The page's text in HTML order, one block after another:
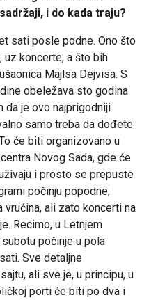
i do kada traju?
sati posle podne. Ono što
koncerte, a što bih
Majlsa Dejvisa. S
obeležava sto godina
da je ovo najprigodniji
samo treba da dođete
će biti organizovano u
Novog Sada, gde će
i prosto se prepuste
počinju popodne;
ali zato koncerti na
Recimo, u Letnjem
počinje u pola
Sve detaljne
ali sve je, u principu, u
porti će biti po dva i